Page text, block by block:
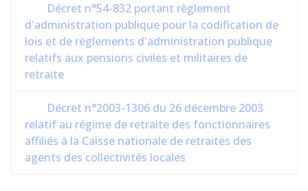
Décret n°54-832 portant règlement
d'administration publique pour la codification de
‎lois et de règlements d'administration publique
relatifs aux pensions civiles et militaires de
retraite
Décret n°2003-1306 du 26 décembre 2003
relatif au régime de retraite des fonctionnaires
affiliés à la Caisse nationale de retraites des
agents des collectivités locales